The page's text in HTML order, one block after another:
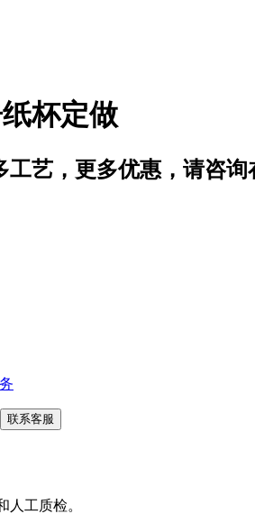
杯定做
工艺，更多优惠，请咨
联系客服
人工质检。